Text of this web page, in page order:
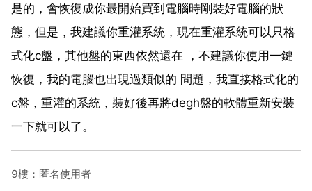
是的，會恢復成你最開始買到電腦時剛裝好電腦的狀
態，但是，我建議你重灌系統，現在重灌系統可以只格
式化c盤，其他盤的東西依然還在 ，不建議你使用一鍵
恢復，我的電腦也出現過類似的 問題，我直接格式化的
c盤，重灌的系統，裝好後再將degh盤的軟體重新安裝
一下就可以了。
9樓：匿名使用者